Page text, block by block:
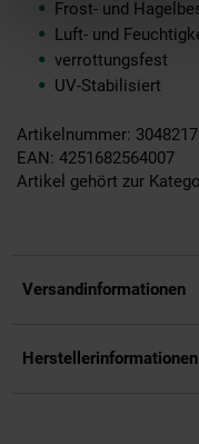
Frost- und
Luft- und
verrottungsfest
UV-Stabilisiert
Artikelnummer:
EAN: 4251682564007
Artikel gehört zur
Versandinformationen
Herstellerinformationen